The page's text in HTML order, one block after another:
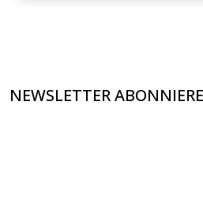
NEWSLETTER